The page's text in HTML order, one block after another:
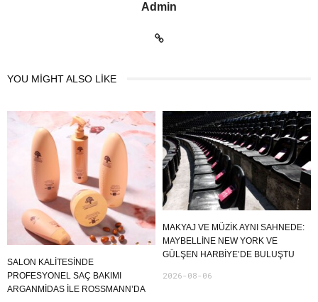
Admin
YOU MIGHT ALSO LIKE
SALON KALITESINDE
PROFESYONEL SAÇ BAKIMI
ARGANMIDAS ILE ROSSMANN’DA
MAKYAJ VE MÜZIK AYNI SAHNEDE:
MAYBELLINE NEW YORK VE
GÜLŞEN HARBIYE’DE BULUŞTU
2026-08-06